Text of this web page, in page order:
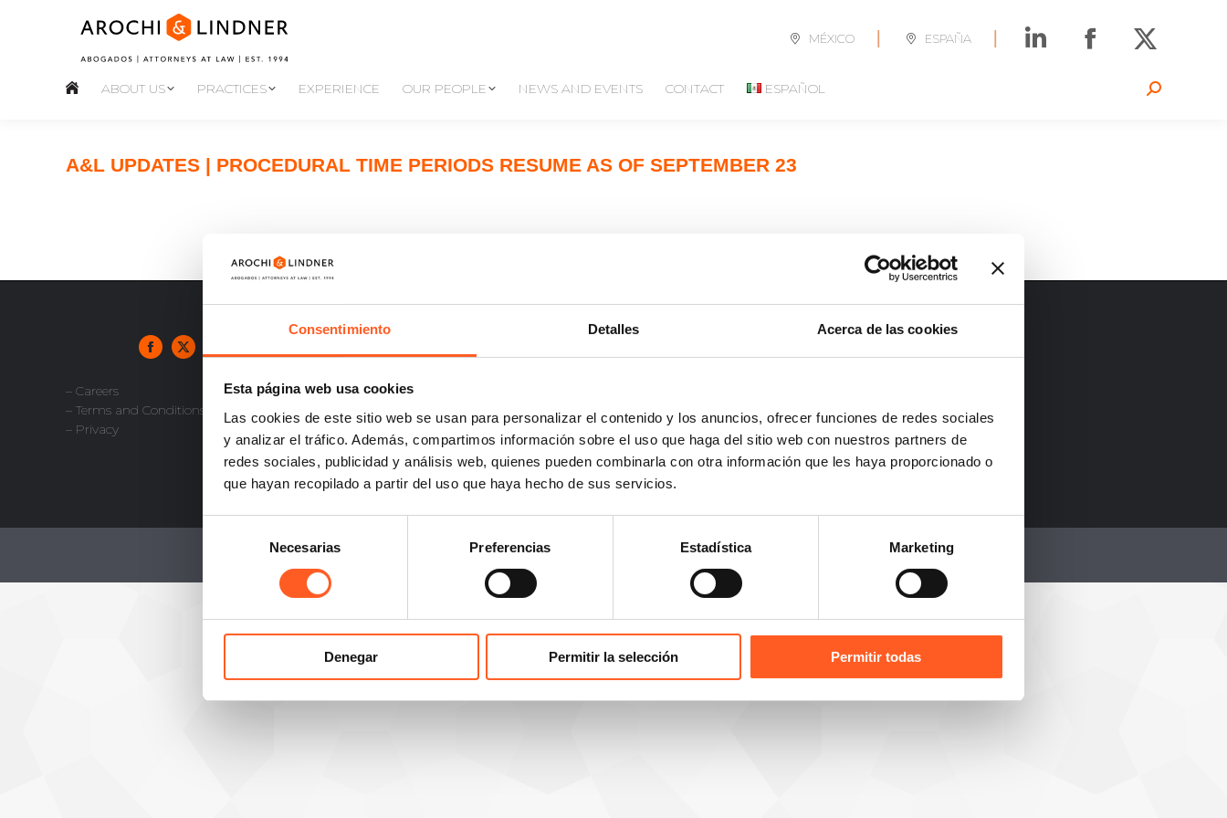
Consentimiento Detalles Acerca de las cookies
Esta página web usa cookies
Las cookies de este sitio web se usan para personalizar el contenido y los anuncios, ofrecer funciones de redes sociales
y analizar el tráfico. Además, compartimos información sobre el uso que haga del sitio web con nuestros partners de
redes sociales, publicidad y análisis web, quienes pueden combinarla con otra información que les haya proporcionado o
que hayan recopilado a partir del uso que haya hecho de sus servicios.
Selección
consentimiento
Necesarias Preferencias Estadística Marketing
Denegar Permitir la selección Permitir todas
MÉXICO ESPAÑA
ABOUT US PRACTICES EXPERIENCE OUR PEOPLE NEWS AND EVENTS CONTACT ESPAÑOL Search:
A&L UPDATES | PROCEDURAL TIME PERIODS RESUME AS OF SEPTEMBER 23
– Careers
– Terms and Conditions
– Privacy
+52 55 5095 2050
+34 96 513 5918
© 2026 Arochi & Lindner, S.C. Attorneys.